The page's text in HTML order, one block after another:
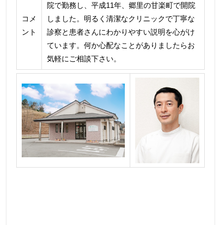
コメ
ント
院で勤務し、平成11年、郷里の甘楽町で開院
しました。明るく清潔なクリニックで丁寧な
診察と患者さんにわかりやすい説明を心がけ
ています。何か心配なことがありましたらお
気軽にご相談下さい。